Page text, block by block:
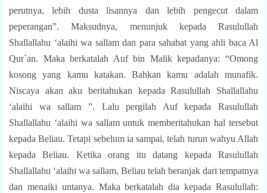
perutnya, lebih dusta lisannya dan lebih pengecut dalam
peperangan”. Maksudnya, menunjuk kepada Rasulullah
Shallallahu ‘alaihi wa sallam dan para sahabat yang ahli baca Al
Qur`an. Maka berkatalah Auf bin Malik kepadanya: “Omong
kosong yang kamu katakan. Bahkan kamu adalah munafik.
Niscaya akan aku beritahukan kepada Rasulullah Shallallahu
‘alaihi wa sallam ”. Lalu pergilah Auf kepada Rasulullah
Shallallahu ‘alaihi wa sallam untuk memberitahukan hal tersebut
kepada Beliau. Tetapi sebelum ia sampai, telah turun wahyu Allah
kepada Beliau. Ketika orang itu datang kepada Rasulullah
Shallallahu ‘alaihi wa sallam, Beliau telah beranjak dari tempatnya
dan menaiki untanya. Maka berkatalah dia kepada Rasulullah: